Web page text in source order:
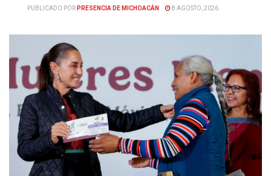
PUBLICADO POR PRESENCIA DE MICHOACÁN 8 AGOSTO, 2026